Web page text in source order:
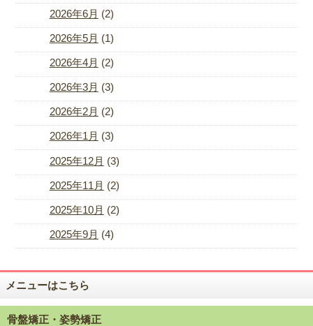
2026年6月 (2)
2026年5月 (1)
2026年4月 (2)
2026年3月 (3)
2026年2月 (2)
2026年1月 (3)
2025年12月 (3)
2025年11月 (2)
2025年10月 (2)
2025年9月 (4)
メニューはこちら
骨盤矯正・姿勢矯正